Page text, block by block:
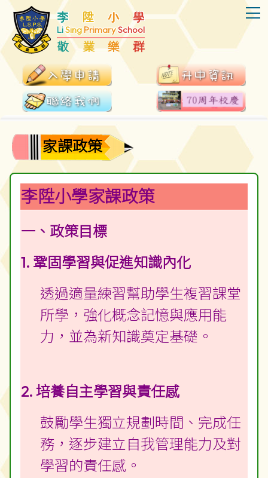
李 陞 小 學
LiSingPrimarySchool
敬 業 樂 群
家課政策
李陞小學家課政策
一、政策目標
1. 鞏固學習與促進知識內化
透過適量練習幫助學生複習課堂
所學，強化概念記憶與應用能
力，並為新知識奠定基礎。
2. 培養自主學習與責任感
鼓勵學生獨立規劃時間、完成任
務，逐步建立自我管理能力及對
學習的責任感。